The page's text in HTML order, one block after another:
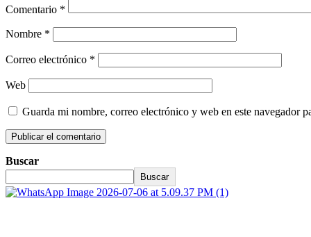
Comentario *
Nombre *
Correo electrónico *
Web
Guarda mi nombre, correo electrónico y web en este navegador
Buscar
Buscar